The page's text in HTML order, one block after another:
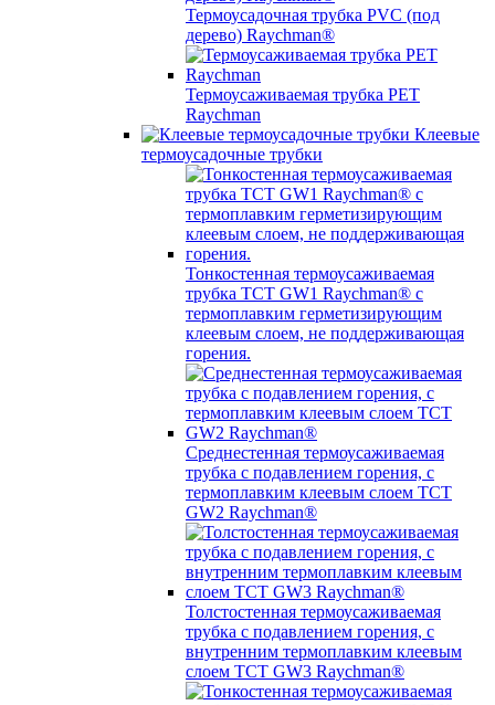
Термоусадочная трубка PVC (под
дерево) Raychman®
Термоусаживаемая трубка PET
Raychman
Клеевые
термоусадочные трубки
Тонкостенная термоусаживаемая
трубка TCT GW1 Raychman® с
термоплавким герметизирующим
клеевым слоем, не поддерживающая
горения.
Среднестенная термоусаживаемая
трубка c подавлением горения, с
термоплавким клеевым слоем TCT
GW2 Raychman®
Толстостенная термоусаживаемая
трубка c подавлением горения, с
внутренним термоплавким клеевым
слоем TCT GW3 Raychman®